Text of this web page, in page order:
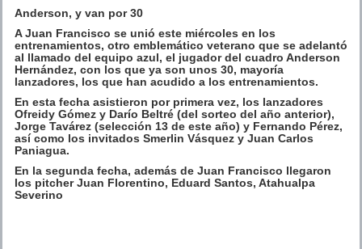
Anderson, y van por 30
A Juan Francisco se unió este miércoles en los
entrenamientos, otro emblemático veterano que se adelantó
al llamado del equipo azul, el jugador del cuadro Anderson
Hernández, con los que ya son unos 30, mayoría
lanzadores, los que han acudido a los entrenamientos.
En esta fecha asistieron por primera vez, los lanzadores
Ofreidy Gómez y Darío Beltré (del sorteo del año anterior),
Jorge Tavárez (selección 13 de este año) y Fernando Pérez,
así como los invitados Smerlin Vásquez y Juan Carlos
Paniagua.
En la segunda fecha, además de Juan Francisco llegaron
los pitcher Juan Florentino, Eduard Santos, Atahualpa
Severino